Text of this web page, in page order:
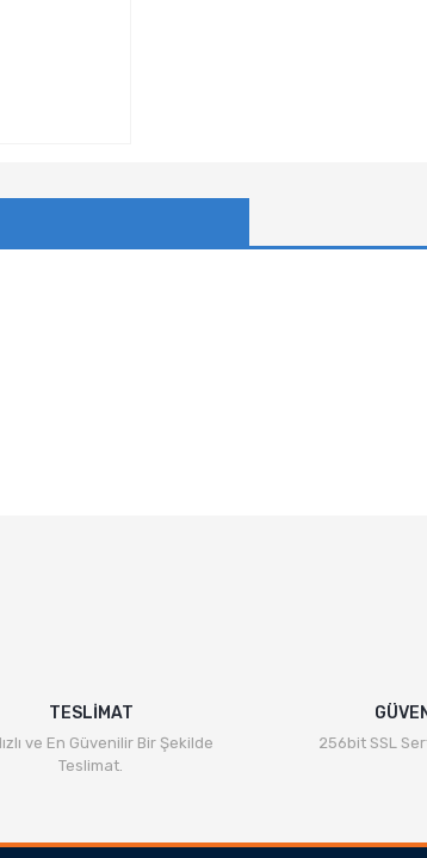
TESLİMAT
ve En Güvenilir Bir Şekilde
Teslimat.
256bit SSL